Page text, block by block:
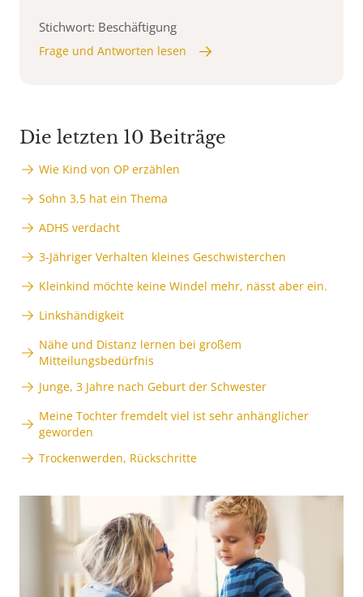
Stichwort: Beschäftigung
Frage und Antworten lesen
Die letzten 10 Beiträge
Wie Kind von OP erzählen
Sohn 3,5 hat ein Thema
ADHS verdacht
3-Jähriger Verhalten kleines Geschwisterchen
Kleinkind möchte keine Windel mehr, nässt aber ein.
Linkshändigkeit
Nähe und Distanz lernen bei großem
Mitteilungsbedürfnis
Junge, 3 Jahre nach Geburt der Schwester
Meine Tochter fremdelt viel ist sehr anhänglicher
geworden
Trockenwerden, Rückschritte